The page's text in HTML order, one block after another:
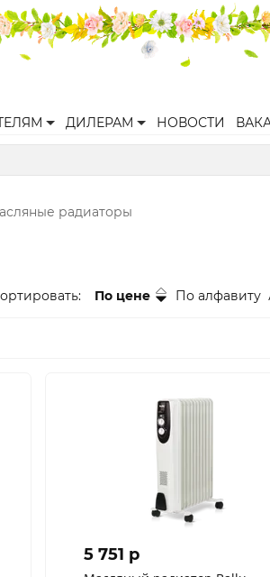
ДИЛЕРАМ НОВОСТИ
радиаторы
По цене По алфавиту
5 751 p